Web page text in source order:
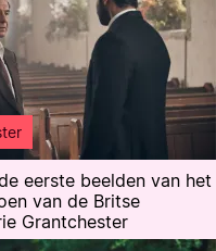
eerste beelden van het
van de Britse
Grantchester